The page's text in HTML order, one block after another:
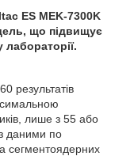
ES MEK-7300K
що підвищує
результатів
лише з 55 або
даними по
сегментоядерних